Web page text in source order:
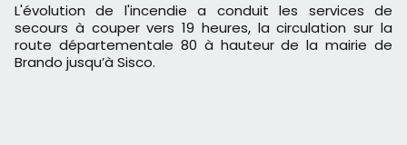
L'évolution de l'incendie a conduit les services de
secours à couper vers 19 heures, la circulation sur la
route départementale 80 à hauteur de la mairie de
Brando jusqu’à Sisco.